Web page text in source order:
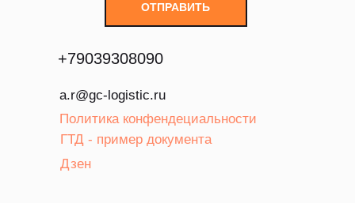
ОТПРАВИТЬ
Политика конфендециальности
Дзен
ГТД - пример документа
+79039308090
a.r@gc-logistic.ru